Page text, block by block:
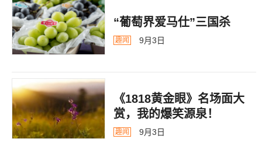
“葡萄界爱马仕”三国杀
趣闻 9月3日
《1818黄金眼》名场面大
赏，我的爆笑源泉！
趣闻 9月3日